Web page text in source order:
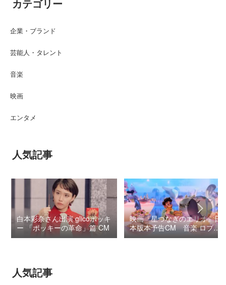
カテゴリー
企業・ブランド
芸能人・タレント
音楽
映画
エンタメ
人気記事
白本彩奈さん出演 glicoポッキ
ー 「ポッキーの革命」篇 CM
映画『星つなぎのエリオ』日
本版本予告CM 音楽 ロブ・
シモンセン /
人気記事